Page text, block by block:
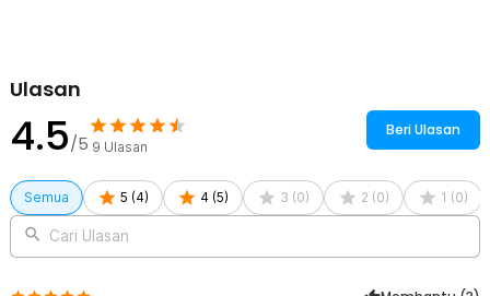
Ulasan
4.5/5 9 Ulasan
Beri Ulasan
Semua 5 (4) 4 (5) 3 (0) 2 (0) 1 (0)
Cari Ulasan